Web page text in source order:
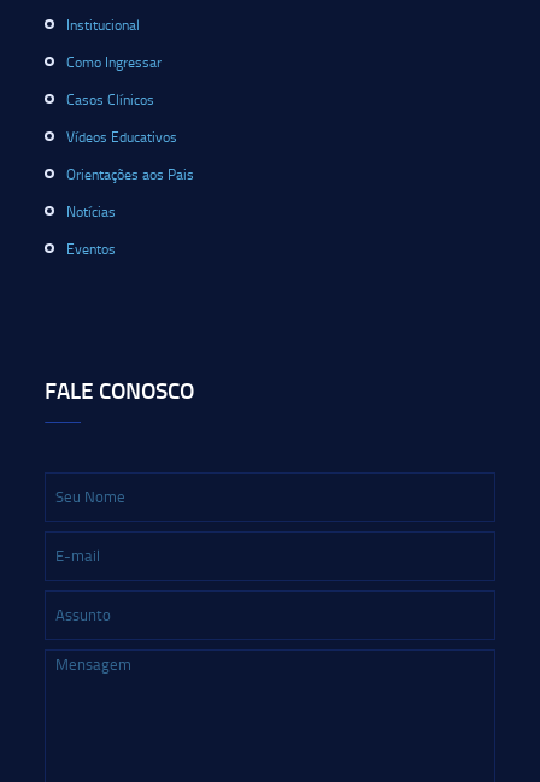
Institucional
Como Ingressar
Casos Clínicos
Vídeos Educativos
Orientações aos Pais
Notícias
Eventos
FALE CONOSCO